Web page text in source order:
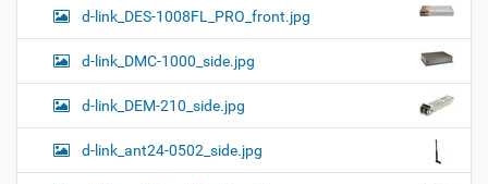
d-link_DES-1008FL_PRO_front.jpg
d-link_DMC-1000_side.jpg
d-link_DEM-210_side.jpg
d-link_ant24-0502_side.jpg